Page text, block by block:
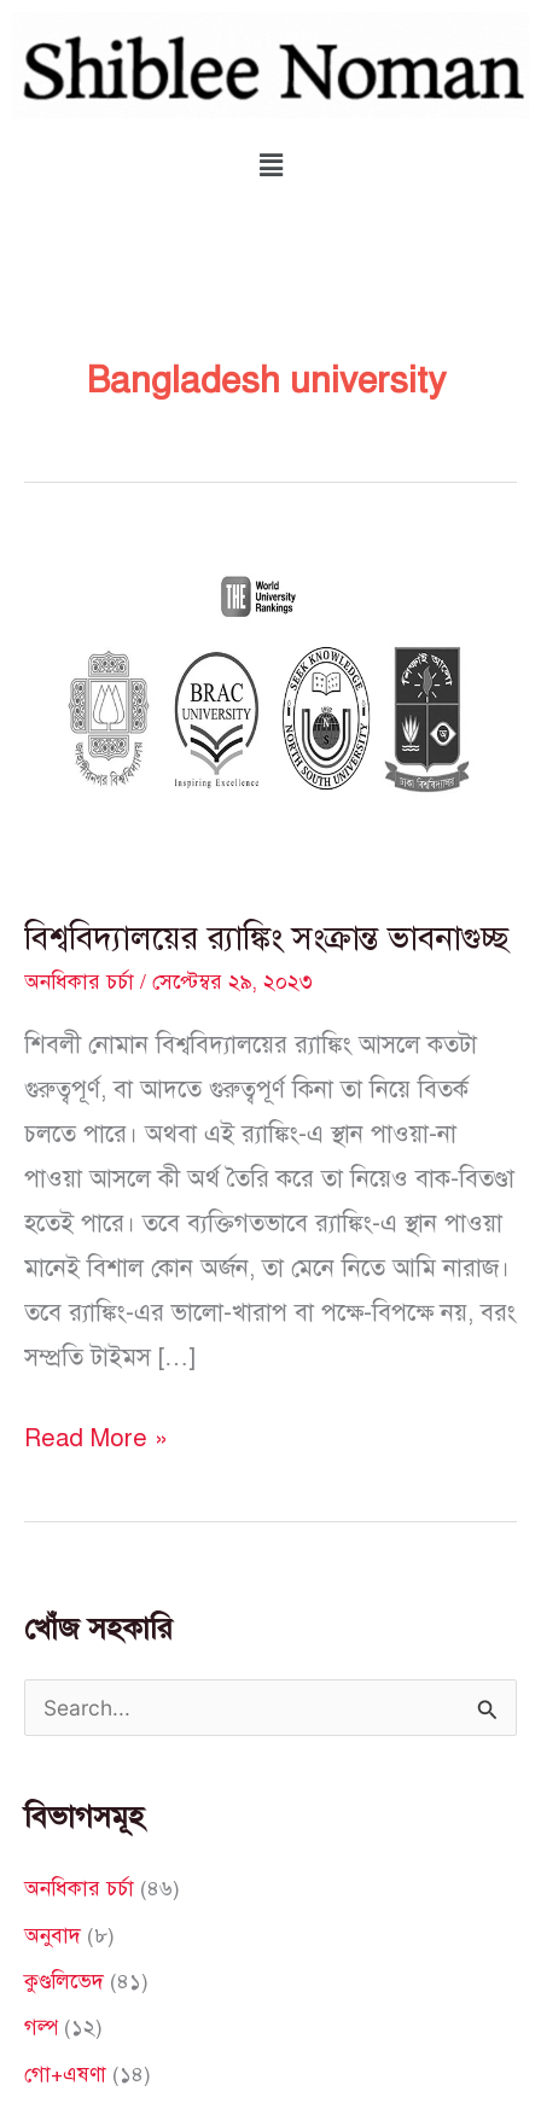
content
Menu
Bangladesh university
বিশ্ববিদ্যালয়ের র‍্যাঙ্কিং সংক্রান্ত ভাবনাগুচ্ছ
অনধিকার চর্চা / সেপ্টেম্বর ২৯, ২০২৩
শিবলী নোমান বিশ্ববিদ্যালয়ের র‍্যাঙ্কিং আসলে কতটা
গুরুত্বপূর্ণ, বা আদতে গুরুত্বপূর্ণ কিনা তা নিয়ে বিতর্ক
চলতে পারে। অথবা এই র‍্যাঙ্কিং-এ স্থান পাওয়া-না
পাওয়া আসলে কী অর্থ তৈরি করে তা নিয়েও বাক-বিতণ্ডা
হতেই পারে। তবে ব্যক্তিগতভাবে র‍্যাঙ্কিং-এ স্থান পাওয়া
মানেই বিশাল কোন অর্জন, তা মেনে নিতে আমি নারাজ।
তবে র‍্যাঙ্কিং-এর ভালো-খারাপ বা পক্ষে-বিপক্ষে নয়, বরং
সম্প্রতি টাইমস […]
ভাবনাগুচ্ছ
Read More »
খোঁজ সহকারি
a
r
c
o
:
বিভাগসমূহ
অনধিকার চর্চা (৪৬)
অনুবাদ(৮)
কুণ্ডলিভেদ(৪১)
গল্প(১২)
গো+এষণা (১৪)